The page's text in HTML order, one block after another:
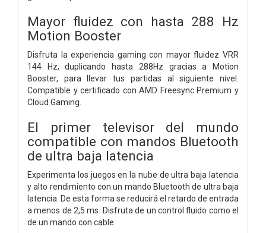
Mayor fluidez con hasta 288 Hz
Motion Booster
Disfruta la experiencia gaming con mayor fluidez VRR
144 Hz, duplicando hasta 288Hz gracias a Motion
Booster, para llevar tus partidas al siguiente nivel.
Compatible y certificado con AMD Freesync Premium y
Cloud Gaming.
El primer televisor del mundo
compatible con mandos Bluetooth
de ultra baja latencia
Experimenta los juegos en la nube de ultra baja latencia
y alto rendimiento con un mando Bluetooth de ultra baja
latencia. De esta forma se reducirá el retardo de entrada
a menos de 2,5 ms. Disfruta de un control fluido como el
de un mando con cable.